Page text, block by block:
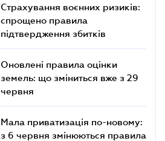
Страхування воєнних ризиків:
спрощено правила
підтвердження збитків
Оновлені правила оцінки
земель: що зміниться вже з 29
червня
Мала приватизація по-новому:
з 6 червня змінюються правила